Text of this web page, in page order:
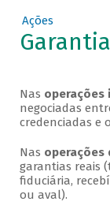
Ações
Nas operações
negociadas
credenciadas e
Nas operações
garantias reais
fiduciária,
ou aval).